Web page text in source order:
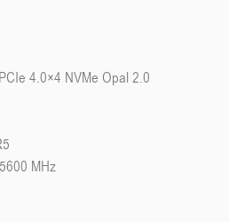
4.0×4 NVMe Opal 2.0
5600 MHz